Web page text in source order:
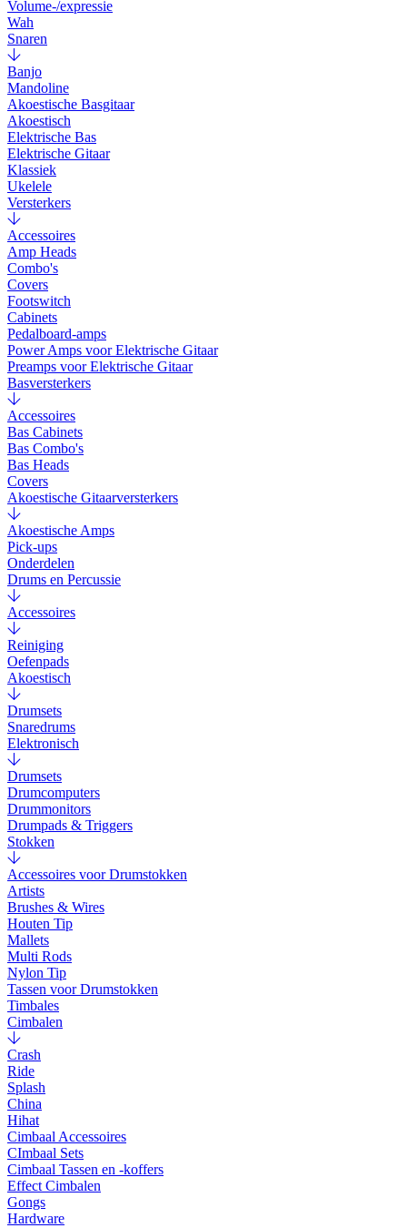
Volume-/expressie
Wah
Snaren
Banjo
Mandoline
Akoestische Basgitaar
Akoestisch
Elektrische Bas
Elektrische Gitaar
Klassiek
Ukelele
Versterkers
Accessoires
Amp Heads
Combo's
Covers
Footswitch
Cabinets
Pedalboard-amps
Power Amps voor Elektrische Gitaar
Preamps voor Elektrische Gitaar
Basversterkers
Accessoires
Bas Cabinets
Bas Combo's
Bas Heads
Covers
Akoestische Gitaarversterkers
Akoestische Amps
Pick-ups
Onderdelen
Drums en Percussie
Accessoires
Reiniging
Oefenpads
Akoestisch
Drumsets
Snaredrums
Elektronisch
Drumsets
Drumcomputers
Drummonitors
Drumpads & Triggers
Stokken
Accessoires voor Drumstokken
Artists
Brushes & Wires
Houten Tip
Mallets
Multi Rods
Nylon Tip
Tassen voor Drumstokken
Timbales
Cimbalen
Crash
Ride
Splash
China
Hihat
Cimbaal Accessoires
CImbaal Sets
Cimbaal Tassen en -koffers
Effect Cimbalen
Gongs
Hardware